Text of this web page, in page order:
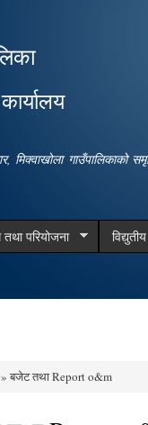
मिक्वाखोला गाउँपालिकाको
तथा परियोजना
बजेट तथा Report o&m